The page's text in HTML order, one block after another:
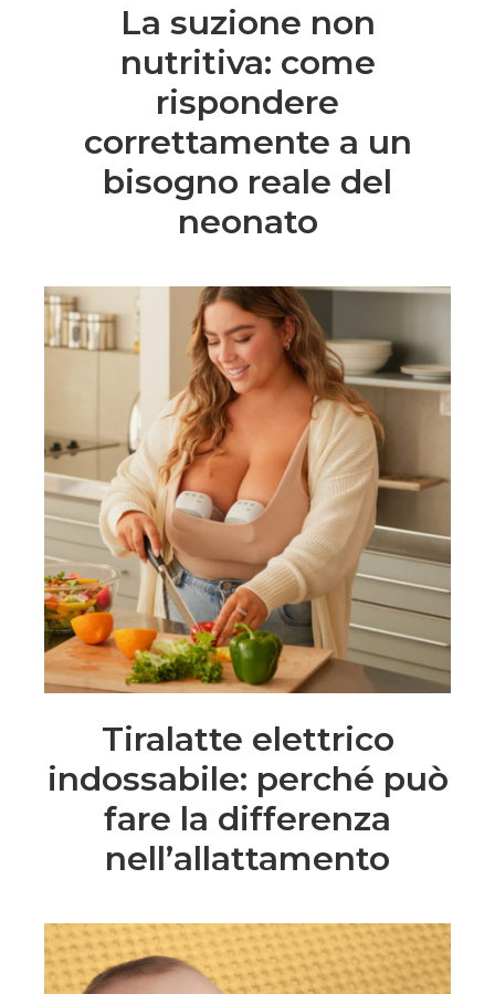
La suzione non
nutritiva: come
rispondere
correttamente a un
bisogno reale del
neonato
Tiralatte elettrico
indossabile: perché può
fare la differenza
nell’allattamento